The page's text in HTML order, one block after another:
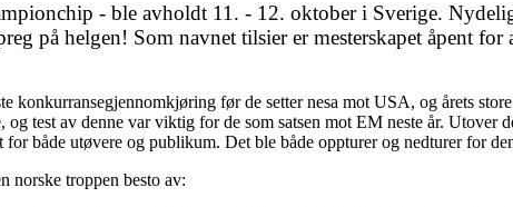
- ble avholdt 11. - 12. oktober i Sverige.
på helgen! Som navnet tilsier er mesterskapet åpent
konkurransegjennomkjøring før de setter nesa mot USA, og årets
og test av denne var viktig for de som satsen mot EM neste år. Utover
både utøvere og publikum. Det ble både oppturer og nedturer for
norske troppen besto av: